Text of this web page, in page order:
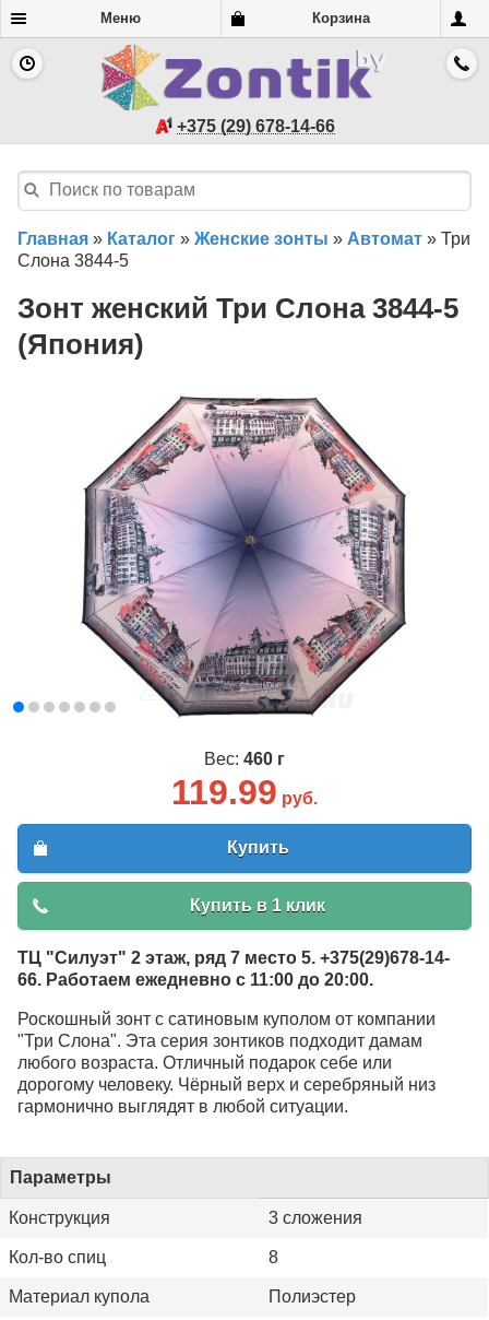
Меню Корзина
+375 (29) 678-14-66
Главная » Каталог » Женские зонты » Автомат » Три
Слона 3844-5
Зонт женский Три Слона 3844-5
(Япония)
Вес: 460 г
119.99 руб.
Купить
Купить в 1 клик
ТЦ "Силуэт" 2 этаж, ряд 7 место 5. +375(29)678-14-
66. Работаем ежедневно с 11:00 до 20:00.
Роскошный зонт с сатиновым куполом от компании
"Три Слона". Эта серия зонтиков подходит дамам
любого возраста. Отличный подарок себе или
дорогому человеку. Чёрный верх и серебряный низ
гармонично выглядят в любой ситуации.
Параметры
Конструкция 3 сложения
Кол-во спиц 8
Материал купола Полиэстер